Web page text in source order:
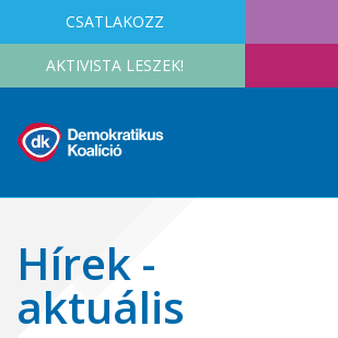
CSATLAKOZZ
AKTIVISTA LESZEK!
Hírek -
aktuális